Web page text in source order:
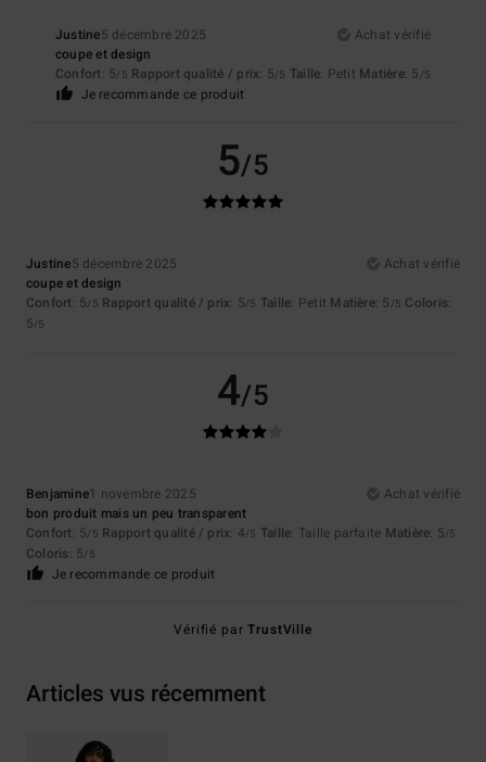
Justine5 décembre 2025
Achat vérifié
coupe et design
Confort: 5/5 Rapport qualité / prix: 5/5 Taille: Petit Matière: 5 /5
Je recommande ce produit
5/5
Justine5 décembre 2025
Achat vérifié
coupe et design
Confort: 5/5 Rapport qualité / prix: 5/5 Taille: Petit Matière: 5 /5 Coloris:
5/5
4/5
Benjamine1 novembre 2025
Achat vérifié
bon produit mais un peu transparent
Confort: 5/5 Rapport qualité / prix: 4/5 Taille: Taille parfaite Matière: 5/5
Coloris: 5/5
Je recommande ce produit
Vérifié parTrustVille
Articles vus récemment